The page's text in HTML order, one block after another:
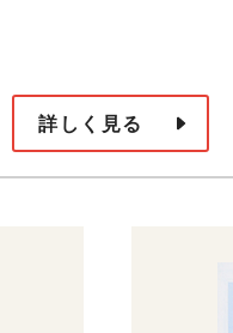
詳しく見る